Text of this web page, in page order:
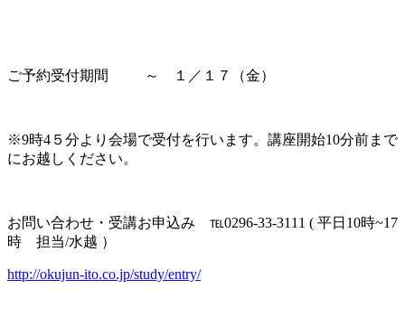
ご予約受付期間 ～ １／１７（金）
※9時4５分より会場で受付を行います。講座開始10分前まで
にお越しください。
お問い合わせ・受講お申込み ℡0296-33-3111 ( 平日10時~17
時 担当/水越 ）
http://okujun-ito.co.jp/study/entry/